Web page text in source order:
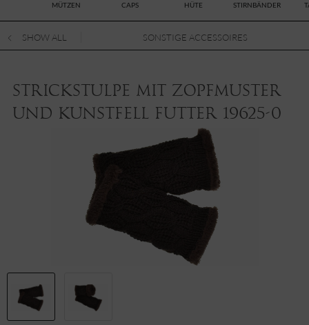
MÜTZEN CAPS HÜTE STIRNBÄNDER
SHOW ALL SONSTIGE ACCESSOIRES
Strickstulpe mit Zopfmuster
und Kunstfell Futter 19625-0